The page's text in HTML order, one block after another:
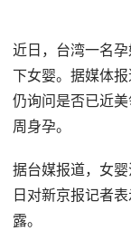
近日，台湾一名
下女婴。据媒体
仍询问是否已近
周身孕。
据台媒报道，女
日对新京报记者
露。